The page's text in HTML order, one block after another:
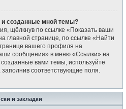
и созданные мной темы?
щёлкнув по ссылке «Показать ваши
главной странице, по ссылке «Найти
вашего профиля на
сообщения» в меню «Ссылки» на
вами темы, используйте
соответствующие поля.
и закладки